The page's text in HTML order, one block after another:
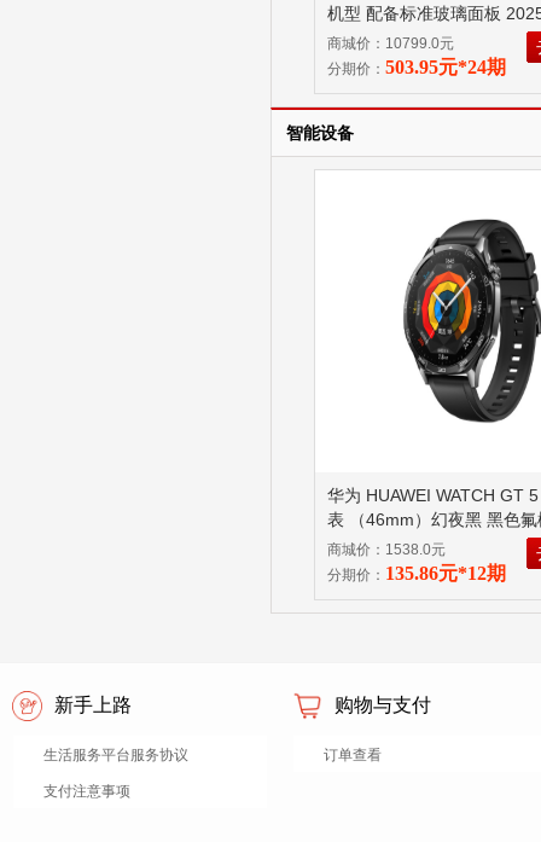
机型 配备标准玻璃面板
256GB 银色 MDWL4CH/A
M5 芯片 配备标准玻璃面板
商城价：10799.0元
分期价： 503.95元*24期
智能设备
华为 HUAWEI WATCH GT
表 （46mm）幻夜黑 黑色
商城价：1538.0元
分期价： 135.86元*12期
新手上路
生活服务平台服务协议
支付注意事项
购物与支付
订单查看